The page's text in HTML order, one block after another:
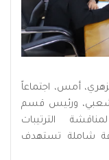
أمس، اجتماعاً
ورئيس قسم
الترتيبات
شاملة تستهدف